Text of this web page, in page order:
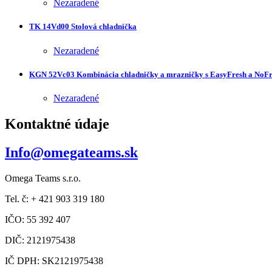
Nezaradené
TK 14Vd00 Stolová chladnička
Nezaradené
KGN 52Vc03 Kombinácia chladničky a mrazničky s EasyFresh a
Nezaradené
Kontaktné údaje
Info@omegateams.sk
Omega Teams s.r.o.
Tel. č: + 421 903 319 180
IČO: 55 392 407
DIČ: 2121975438
IČ DPH: SK2121975438